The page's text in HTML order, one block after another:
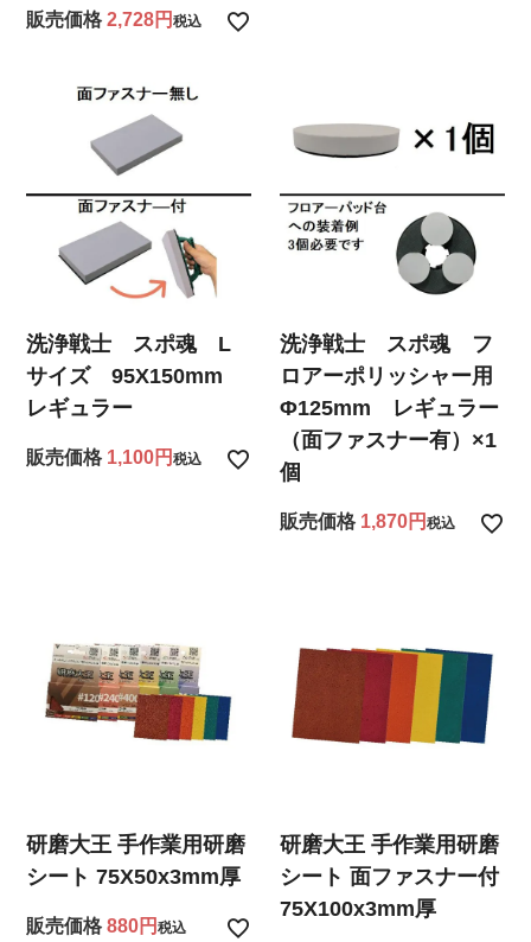
販売価格 2,728 税込
洗浄戦士 スポ魂 L
サイズ 95X150mm
レギュラー
販売価格 1,100 税込
洗浄戦士 スポ魂 フ
ロアーポリッシャー用
Φ125mm レギュラー
（面ファスナー有）×1
個
販売価格 1,870 税込
研磨大王 手作業用研磨
シート 75X50x3mm厚
販売価格 880 税込
研磨大王 手作業用研磨
シート 面ファスナー付
75X100x3mm厚